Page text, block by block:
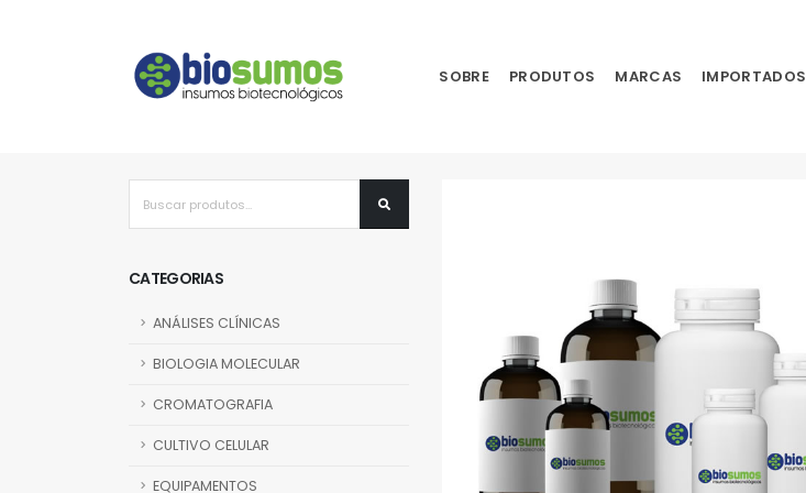
SOBRE PRODUTOS MARCAS IMPORTADOS
CATEGORIAS
ANÁLISES CLÍNICAS
BIOLOGIA MOLECULAR
CROMATOGRAFIA
CULTIVO CELULAR
EQUIPAMENTOS